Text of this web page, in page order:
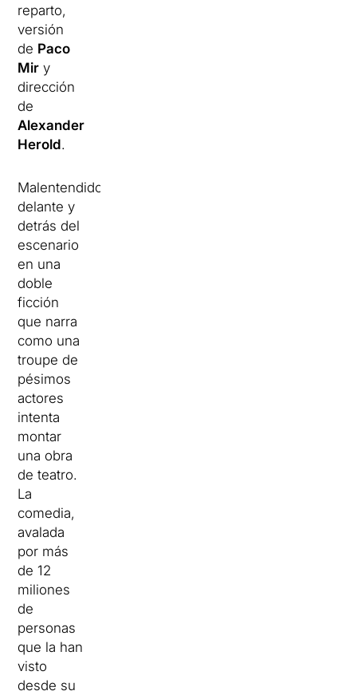
reparto,
versión
de Paco
Mir y
dirección
de
Alexander
Herold.
Malentendidos
delante y
detrás del
escenario
en una
doble
ficción
que narra
como una
troupe de
pésimos
actores
intenta
montar
una obra
de teatro.
La
comedia,
avalada
por más
de 12
miliones
de
personas
que la han
visto
desde su